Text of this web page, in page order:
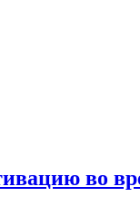
во